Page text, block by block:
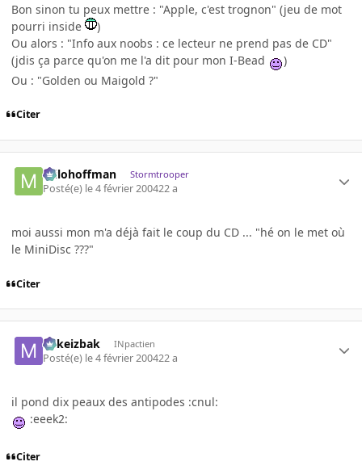
Bon sinon tu peux mettre : "Apple, c'est trognon" (jeu de mot
pourri inside
)
Ou alors : "Info aux noobs : ce lecteur ne prend pas de CD"
(jdis ça parce qu'on me l'a dit pour mon I-Bead
)
Ou : "Golden ou Maigold ?"
Citer
milohoffman Stormtrooper
Posté(e) le 4 février 200422 a
moi aussi mon m'a déjà fait le coup du CD ... "hé on le met où
le MiniDisc ???"
Citer
Mikeizbak INpactien
Posté(e) le 4 février 200422 a
il pond dix peaux des antipodes :cnul:
:eeek2:
Citer